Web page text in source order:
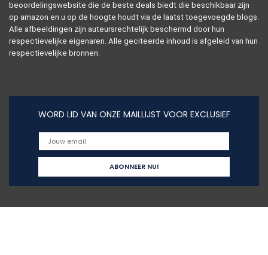
beoordelingswebsite die de beste deals biedt die beschikbaar zijn
op amazon en u op de hoogte houdt via de laatst toegevoegde blogs.
Alle afbeeldingen zijn auteursrechtelijk beschermd door hun
respectievelijke eigenaren. Alle geciteerde inhoud is afgeleid van hun
respectievelijke bronnen.
WORD LID VAN ONZE MAILLIJST VOOR EXCLUSIEF